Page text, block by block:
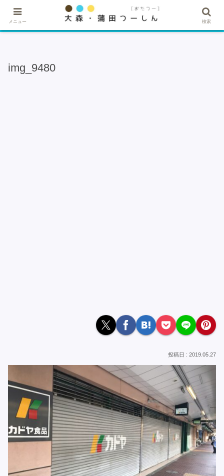
★記事・広告掲載希望はこちら★
img_9480
2019.05.27
メニュー 検索